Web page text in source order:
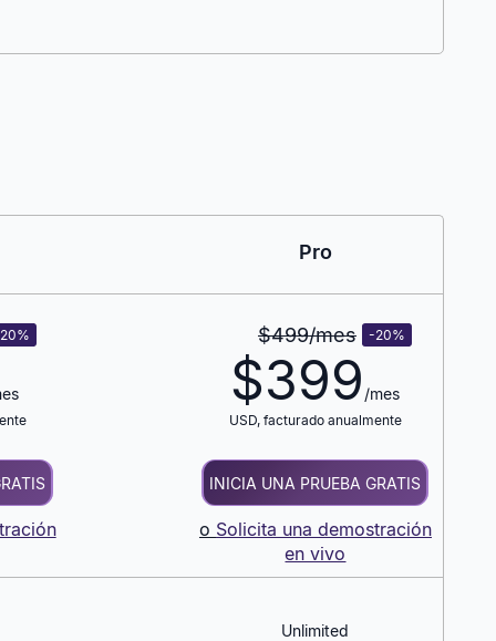
%
Pro
$499/mes -20%
$399 /mes
USD, facturado anualmente
INICIA UNA PRUEBA GRATIS
o Solicita una demostración
en vivo
Unlimited